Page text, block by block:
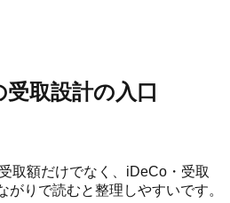
取設計の入口
取額だけでなく、iDeCo・受取
がりで読むと整理しやすいです。